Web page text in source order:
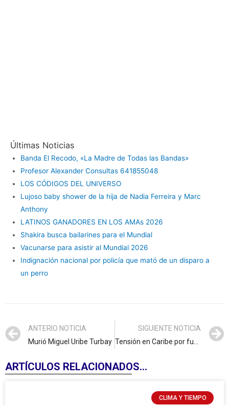
Últimas Noticias
Banda El Recodo, «La Madre de Todas las Bandas»
Profesor Alexander Consultas 641855048
LOS CÓDIGOS DEL UNIVERSO
Lujoso baby shower de la hija de Nadia Ferreira y Marc
Anthony
LATINOS GANADORES EN LOS AMAs 2026
Shakira busca bailarines para el Mundial
Vacunarse para asistir al Mundial 2026
Indignación nacional por policía que mató de un disparo a
un perro
ANTERIO NOTICIA
Murió Miguel Uribe Turbay
SIGUIENTE NOTICIA
ARTÍCULOS RELACIONADOS...
CLIMA Y TIEMPO